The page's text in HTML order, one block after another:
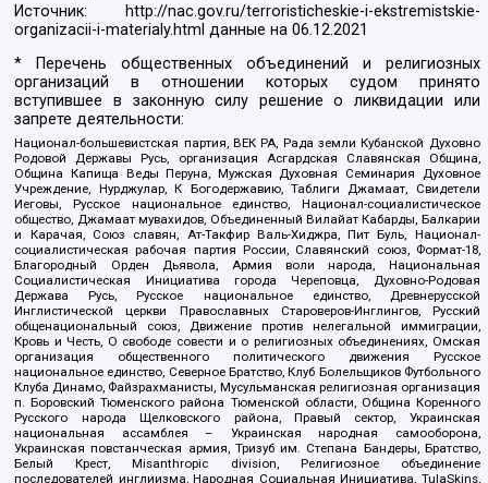
Источник:
http://nac.gov.ru/terroristicheskie-i-ekstremistskie-
organizacii-i-materialy.html данные на06.12.2021
* Перечень общественных объединений и религиозных
организаций в отношении которых судом принято
вступившее в законную силу решение о ликвидации или
запрете деятельности:
Национал-большевистская партия, ВЕК РА, Рада земли Кубанской Духовно
Родовой Державы Русь, организация Асгардская Славянская Община,
Община Капища Веды Перуна, Мужская Духовная Семинария Духовное
Учреждение, Нурджулар, К Богодержавию, Таблиги Джамаат, Свидетели
Иеговы, Русское национальное единство, Национал-социалистическое
общество, Джамаат мувахидов, Объединенный Вилайат Кабарды, Балкарии
и Карачая, Союз славян, Ат-Такфир Валь-Хиджра, Пит Буль, Национал-
социалистическая рабочая партия России, Славянский союз, Формат-18,
Благородный Орден Дьявола, Армия воли народа, Национальная
Социалистическая Инициатива города Череповца, Духовно-Родовая
Держава Русь, Русское национальное единство, Древнерусской
Инглистической церкви Православных Староверов-Инглингов, Русский
общенациональный союз, Движение против нелегальной иммиграции,
Кровь и Честь, О свободе совести и о религиозных объединениях, Омская
организация общественного политического движения Русское
национальное единство, Северное Братство, Клуб Болельщиков Футбольного
Клуба Динамо, Файзрахманисты, Мусульманская религиозная организация
п. Боровский Тюменского района Тюменской области, Община Коренного
Русского народа Щелковского района, Правый сектор, Украинская
национальная ассамблея – Украинская народная самооборона,
Украинская повстанческая армия, Тризуб им. Степана Бандеры, Братство,
Белый Крест, Misanthropic division, Религиозное объединение
последователей инглиизма, Народная Социальная Инициатива, TulaSkins,